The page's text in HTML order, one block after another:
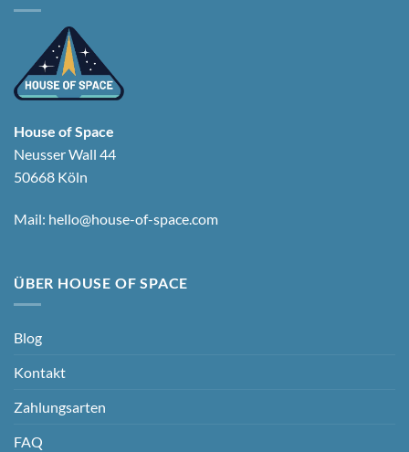
House of Space
Neusser Wall 44
50668 Köln
Mail: hello@house-of-space.com
ÜBER HOUSE OF SPACE
Blog
Kontakt
Zahlungsarten
FAQ